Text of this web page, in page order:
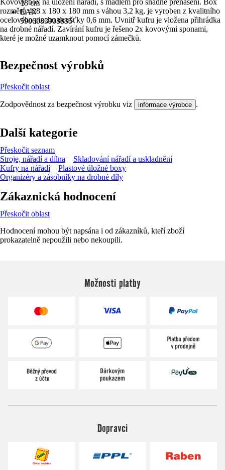
18 cm
EAN
5906083908835
Kovový box na uložení nářadí, s madlem pro snadné přenášení. Box
rozměrů 428 x 180 x 180 mm s váhou 3,2 kg, je vyroben z kvalitního
ocelového plechu tloušťky 0,6 mm. Uvnitř kufru je vložena přihrádka
na drobné nářadí. Zavírání kufru je řešeno 2x kovovými sponami,
které je možné uzamknout pomocí zámečků.
Bezpečnost výrobků
Přeskočit oblast
Zodpovědnost za bezpečnost výrobku viz informace výrobce .
Další kategorie
Přeskočit seznam
Stroje, nářadí a dílna
Skladování nářadí a uskladnění
Kufry na nářadí
Plastové úložné boxy
Organizéry a zásobníky na drobné díly
Zákaznická hodnocení
Přeskočit oblast
Hodnocení mohou být napsána i od zákazníků, kteří zboží
prokazatelně nepoužili nebo nekoupili.
Možnosti platby
Dopravci